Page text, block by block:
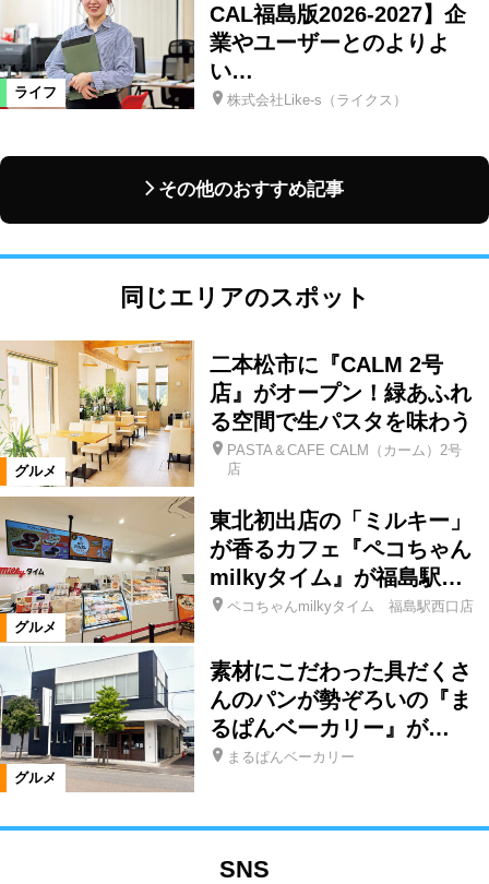
ライフ
CAL福島版2026-2027】企
業やユーザーとのよりよ
い…
株式会社Like-s（ライクス）
その他のおすすめ記事
同じエリアのスポット
グルメ
二本松市に『CALM 2号
店』がオープン！緑あふれ
る空間で生パスタを味わう
PASTA＆CAFE CALM（カーム）2号
店
グルメ
東北初出店の「ミルキー」
が香るカフェ『ペコちゃん
milkyタイム』が福島駅…
ペコちゃんmilkyタイム 福島駅西口店
グルメ
素材にこだわった具だくさ
んのパンが勢ぞろいの『ま
るぱんベーカリー』が…
まるぱんベーカリー
SNS